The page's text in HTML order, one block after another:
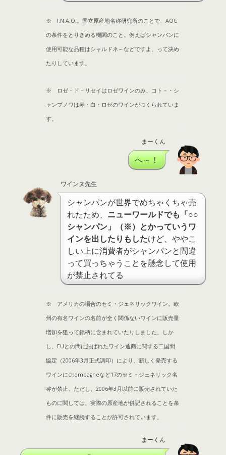
※ I.N.A.O.。国立原産地名称研究所のことで、AOC
の条件をとりきめる機関のこと。例えばシャンパンに
使用可能な品種はシャルドネ～などですよ、って決め
たりしています。
※ ロゼ・ド・リセイはロゼワインのみ、コト－・シ
ャンプノワは赤・白・ロゼのワインがつくられていま
す。
まーくん
へ～！
ワインヌ先生
シャンパンが世界でめちゃくちゃ売
れたため、 ニューワールドでも「○○
シャンパン」（※）とかっていうワ
インを出したりもしたけど、ややこ
しい上に消費者がシャンパンと間違
って買っちゃうことを懸念して使用
が禁止されてる
※ アメリカの場合のセミ・ジェネリックワイン。欧
州の有名ワインの名前が全く関係ないワインに販売量
増加を狙って銘柄に含まれていたりしました。しか
し、EUとの間に結ばれたワイン通商に関する二国間
協定（2006年3月正式調印）により、新しく発売する
ワインにchampagneなど17のセミ・ジェネリック名
称が禁止。ただし、2006年3月以前に販売されていた
ものに関しては、実際の原産地が併記されることを条
件に販売を継続することが許可されています。
まーくん